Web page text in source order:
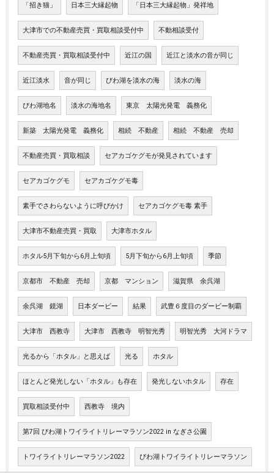
「招き猫」 日本三大縁起物 「日本三大縁起物」発祥地
大津市での不動産売買・買取相談受付中 不動相談受付
不動産売買・買取相談受付中 近江の国 近江と淡水の音が同じ
近江淡水 音が同じ びわ湖を淡水の海 淡水の海
びわ湖地名 淡水の海地名 東京 太陽光発電 義務化
新築 太陽光発電 義務化 相続 不動産 相続 不動産 売却
不動産売買・買取相談 セアカゴケグモが発見されています
セアカゴケグモ セアカゴケグモ毒
素手でさわらないように呼びかけ セアカゴケグモ毒 素手
大津市不動産売買・買取 大津市ホタル
ホタル5月下旬から6月上旬頃 5月下旬から6月上旬頃 季節
京都市 不動産 売却 京都 マンション 滋賀県 余呉湖
余呉湖 鏡湖 日本ダービー 結果 武豊６度目のダービー制覇
大津市 西教寺 大津市 西教寺 明智光秀 明智光秀 大河ドラマ
光るから「ホタル」と思えば 光る ホタル
ほとんど発光しない「ホタル」も存在 発光しないホタル 存在
買取相談受付中 西教寺 境内
第7回 びわ湖トワイライトリレーマラソン2022 in なぎさ公園
トワイライトリレーマラソン2022 びわ湖トワイライトリレーマラソン